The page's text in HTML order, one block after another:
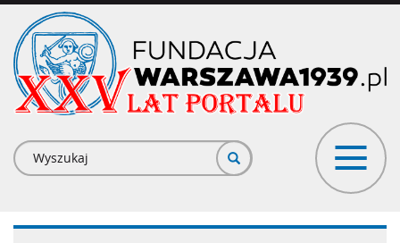
Przejdź
treści
Formularz
wyszukiwania